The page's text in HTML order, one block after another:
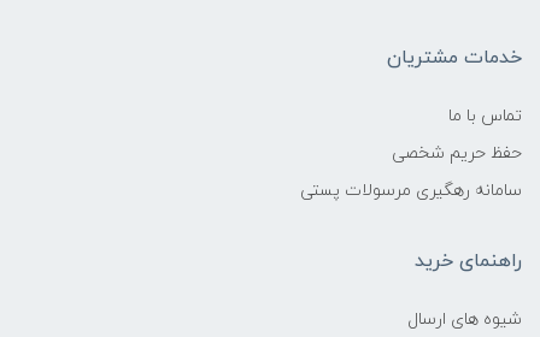
خدمات مشتریان
تماس با ما
حفظ حریم شخصی
سامانه رهگیری مرسولات پستی
راهنمای خرید
شیوه های ارسال